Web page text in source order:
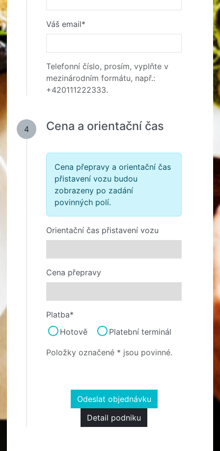
Váš email*
Telefonní číslo, prosím, vyplňte v
mezinárodním formátu, např.:
+420111222333.
4 Cena a orientační čas
Cena přepravy a orientační čas
přistavení vozu budou
zobrazeny po zadání
povinných polí.
Orientační čas přistavení vozu
Cena přepravy
Platba*
Hotově
Platební terminál
Položky označené * jsou povinné.
Odeslat objednávku
Detail podniku